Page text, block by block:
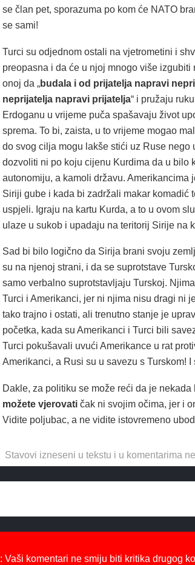
se član pet, sporazuma po kom će NATO
se sami!
Turci su odjednom ostali na vjetrometini i
preopasna i da će u njoj mnogo više
onoj da „budala i od prijatelja napravi
neprijatelja napravi prijatelja“ i pružaju
Erdoganu u vrijeme puča spašavaju život
sprema. To bi, zaista, u to vrijeme mogao
do svog cilja mogu lakše stići uz Ruse nego
dozvoliti ni po koju cijenu Kurdima da u bilo
autonomiju, a kamoli državu. Amerikancima
Siriji gube i kada bi zadržali makar komadić
uspjeli. Igraju na kartu Kurda, a to u ovom
ulaze u sukob i upadaju na teritorij Sirije na
Sad bi bilo logično da Sirija brani svoju
su na njenoj strani, i da se suprotstave
samo verbalno suprotstavljaju Turskoj.
Turci i Amerikanci, jer ni njima nisu dragi ni
tako trajno i ostati, ali trenutno stanje je
početka, kada su Amerikanci i Turci bili
Turci pokušavali uvući Amerikance u rat
Amerikanci, a Rusi su u savezu s Turskom!
Dakle, za politiku se može reći da je
možete vjerovatičak ni svojim očima, jer i
Vidite poljubac, a ne vidite istovremeno
Stavovi izneseni u tekstu i u komentarima
: Vaši komentari ne smiju biti kritika drugog